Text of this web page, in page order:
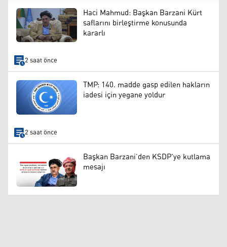
Haci Mahmud: Başkan Barzani Kürt
saflarını birleştirme konusunda
kararlı
2 saat önce
TMP: 140. madde gasp edilen hakların
iadesi için yegane yoldur
2 saat önce
Başkan Barzani’den KSDP'ye kutlama
mesajı